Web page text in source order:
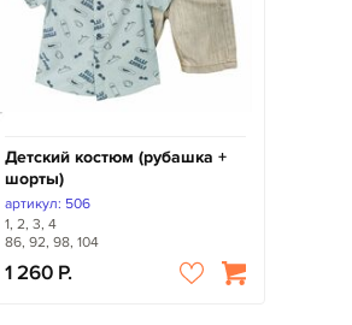
Детский костюм (рубашка +
шорты)
артикул: 506
1, 2, 3, 4
86, 92, 98, 104
1 260